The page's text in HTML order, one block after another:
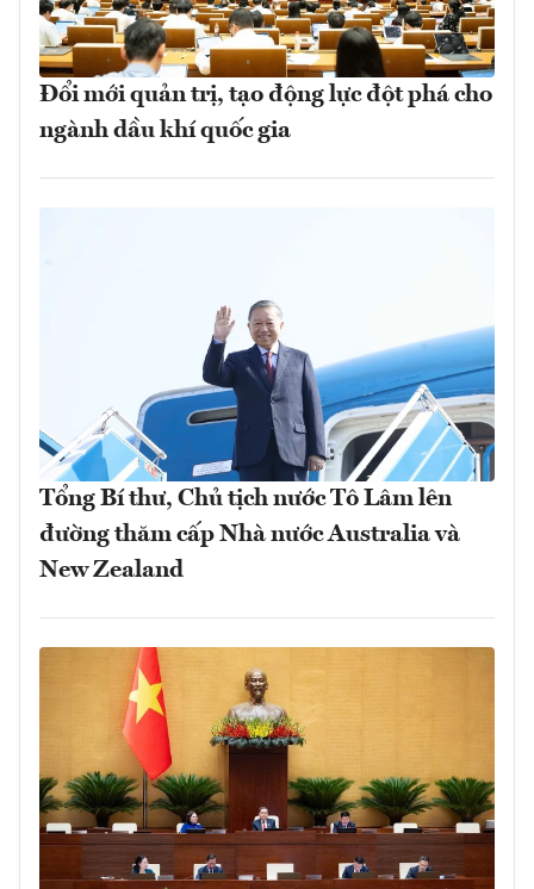
Đổi mới quản trị, tạo động lực đột phá cho
ngành dầu khí quốc gia
Tổng Bí thư, Chủ tịch nước Tô Lâm lên
đường thăm cấp Nhà nước Australia và
New Zealand